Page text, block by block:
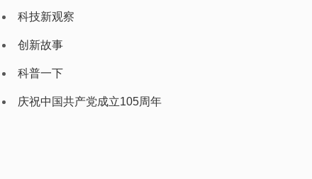
科技新观察
创新故事
科普一下
庆祝中国共产党成立105周年